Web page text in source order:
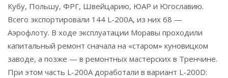
Кубу, Польшу, ФРГ, Швейцарию, ЮАР и Югославию.
Всего экспортировали 144 L-200А, из них 68 —
Аэрофлоту. В ходе эксплуатации Моравы проходили
капитальный ремонт сначала на «старом» куновицком
заводе, а позже — в ремонтных мастерских в Тренчине.
При этом часть L-200A доработали в вариант L-200D: